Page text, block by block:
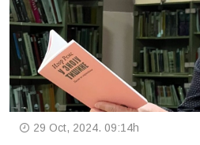
29 Oct, 2024. 09:14h